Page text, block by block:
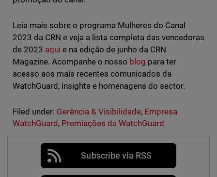
Leia mais sobre o programa Mulheres do Canal
2023 da CRN e veja a lista completa das vencedoras
de 2023 aqui e na edição de junho da CRN
Magazine. Acompanhe o nosso blog para ter
acesso aos mais recentes comunicados da
WatchGuard, insights e homenagens do sector.
Filed under: Gerência & Visibilidade, Empresa
WatchGuard , Premiações da WatchGuard
Subscribe via RSS